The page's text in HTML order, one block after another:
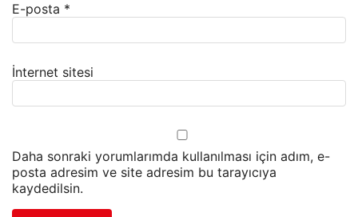
E-posta *
İnternet sitesi
Daha sonraki yorumlarımda kullanılması için adım, e-
posta adresim ve site adresim bu tarayıcıya
kaydedilsin.